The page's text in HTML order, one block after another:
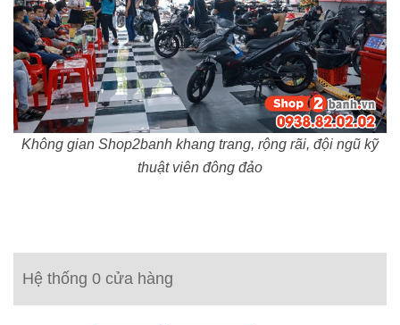
Không gian Shop2banh khang trang, rộng rãi, đội ngũ kỹ
thuật viên đông đảo
Hệ thống 0 cửa hàng